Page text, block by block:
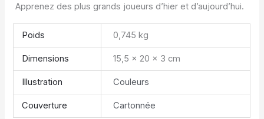
Apprenez des plus grands joueurs d’hier et d’aujourd’hui.
Poids 0,745 kg
Dimensions 15,5 × 20 × 3 cm
Illustration Couleurs
Couverture Cartonnée